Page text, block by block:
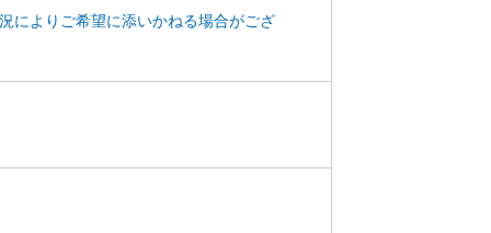
によりご希望に添いかねる場合がござ